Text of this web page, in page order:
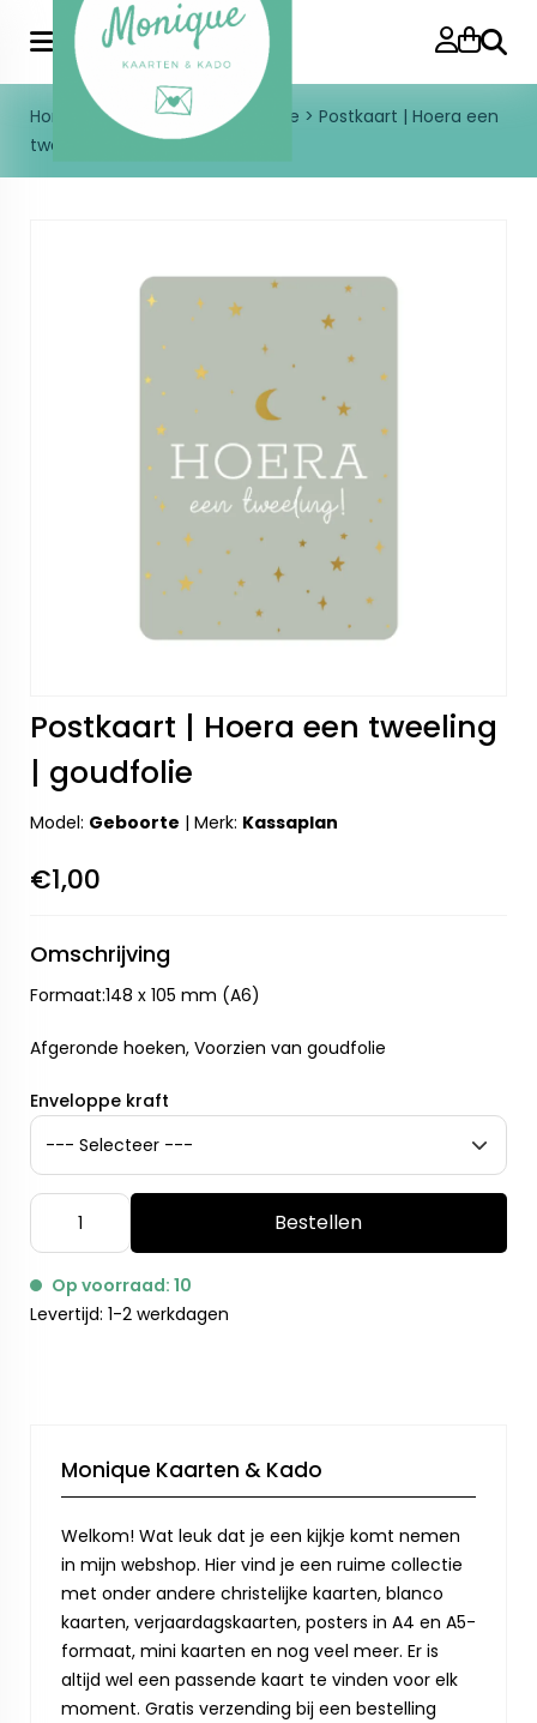
Home Enkele kaart Geboorte > Postkaart | Hoera een
tweeling | goudfolie
Postkaart | Hoera een tweeling
| goudfolie
Model: Geboorte | Merk: Kassaplan
€1,00
Omschrijving
Formaat:148 x 105 mm (A6)
Afgeronde hoeken, Voorzien van goudfolie
Enveloppe kraft
Bestellen
Op voorraad: 10
Levertijd: 1-2 werkdagen
Monique Kaarten & Kado
Welkom! Wat leuk dat je een kijkje komt nemen
in mijn webshop. Hier vind je een ruime collectie
met onder andere christelijke kaarten, blanco
kaarten, verjaardagskaarten, posters in A4 en A5-
formaat, mini kaarten en nog veel meer. Er is
altijd wel een passende kaart te vinden voor elk
moment. Gratis verzending bij een bestelling